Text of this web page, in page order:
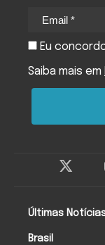
Últimas
Brasil
Eu
Saiba mais em